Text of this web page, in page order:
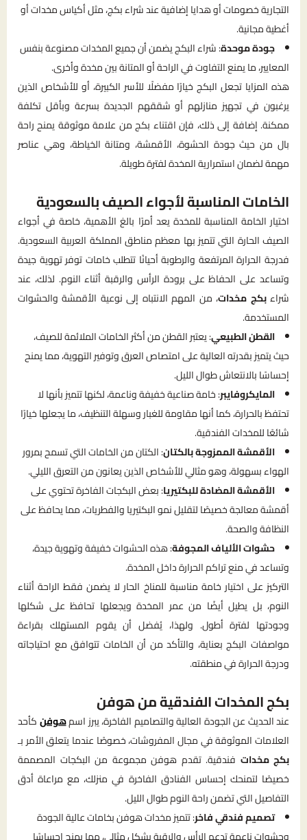
التجارية خصومات أو هدايا إضافية عند شراء بكج، مثل أكياس مخدات أو
أغطية مجانية.
جودة موحدة: شراء البكج يضمن أن جميع المخدات مصنوعة بنفس
المعايير، ما يمنع التفاوت في الراحة أو المتانة بين مخدة وأخرى.
هذه المزايا تجعل البكج خيارًا مفضلًا للأسر الكبيرة، أو للأشخاص الذين
يرغبون في تجهيز منازلهم أو شققهم الجديدة بسرعة وبأقل تكلفة
ممكنة. إضافة إلى ذلك، فإن اقتناء بكج من علامة موثوقة يمنح راحة
بال من حيث جودة الحشوة، الأقمشة، ومتانة الخياطة، وهي عناصر
مهمة لضمان استمرارية المخدة لفترة طويلة.
الخامات المناسبة لأجواء الصيف بالسعودية
اختيار الخامة المناسبة للمخدة يعد أمرًا بالغ الأهمية، خاصة في أجواء
الصيف الحارة التي تتميز بها معظم مناطق المملكة العربية السعودية.
فدرجة الحرارة المرتفعة والرطوبة أحيانًا تتطلب خامات توفر تهوية جيدة
وتساعد على الحفاظ على برودة الرأس والرقبة أثناء النوم. لذلك، عند
شراءبكج مخدات، من المهم الانتباه إلى نوعية الأقمشة والحشوات
المستخدمة.
القطن الطبيعي: يعتبر القطن من أكثر الخامات الملائمة للصيف،
حيث يتميز بقدرته العالية على امتصاص العرق وتوفير التهوية، مما يمنح
إحساسًا بالانتعاش طوال الليل.
المايكروفايبر: خامة صناعية خفيفة وناعمة، لكنها تتميز بأنها لا
تحتفظ بالحرارة، كما أنها مقاومة للغبار وسهلة التنظيف، ما يجعلها خيارًا
شائعًا للمخدات الفندقية.
الأقمشة الممزوجة بالكتان: الكتان من الخامات التي تسمح بمرور
الهواء بسهولة، وهو مثالي للأشخاص الذين يعانون من التعرق الليلي.
الأقمشة المضادة للبكتيريا: بعض البكجات الفاخرة تحتوي على
أقمشة معالجة خصيصًا لتقليل نمو البكتيريا والفطريات، مما يحافظ على
النظافة والصحة.
حشوات الألياف المجوفة: هذه الحشوات خفيفة وتهوية جيدة،
وتساعد في منع تراكم الحرارة داخل المخدة.
التركيز على اختيار خامة مناسبة للمناخ الحار لا يضمن فقط الراحة أثناء
النوم، بل يطيل أيضًا من عمر المخدة ويجعلها تحافظ على شكلها
وجودتها لفترة أطول. ولهذا، يُفضل أن يقوم المستهلك بقراءة
مواصفات البكج بعناية، والتأكد من أن الخامات تتوافق مع احتياجاته
ودرجة الحرارة في منطقته.
بكج المخدات الفندقية من هوفن
عند الحديث عن الجودة العالية والتصاميم الفاخرة، يبرز اسمهوفنكأحد
العلامات الموثوقة في مجال المفروشات، خصوصًا عندما يتعلق الأمر بـ
بكج مخدات فندقية. تقدم هوفن مجموعة من البكجات المصممة
خصيصًا لتمنحك إحساس الفنادق الفاخرة في منزلك، مع مراعاة أدق
التفاصيل التي تضمن راحة النوم طوال الليل.
تصميم فندقي فاخر: تتميز مخدات هوفن بخامات عالية الجودة